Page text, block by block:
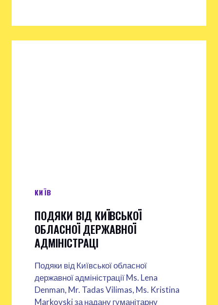
КИЇВ
ПОДЯКИ ВІД КИЇВСЬКОЇ
ОБЛАСНОЇ ДЕРЖАВНОЇ
АДМІНІСТРАЦІ
Подяки від Київської обласної
державної адміністрації Ms. Lena
Denman, Mr. Tadas Vilimas, Ms. Kristina
Markovski за надану гуманітарну